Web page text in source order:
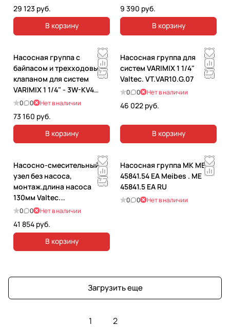
29 123 руб.
В корзину
9 390 руб.
В корзину
Насосная группа с
байпасом и трехходовым
клапаном для систем
VARIMIX 1 1/4" - 3W-KV4
Valtec. VT.VAR20.G.07
0 0 Нет в наличии
73 160 руб.
В корзину
Насосная группа для
систем VARIMIX 1 1/4"
Valtec. VT.VAR10.G.07
0 0 Нет в наличии
46 022 руб.
В корзину
Насосно-смесительный
узел без насоса,
монтаж.длина насоса
130мм Valtec.
VT.DUAL.0.130
0 0 Нет в наличии
41 854 руб.
В корзину
Насосная группа MK ME
45841.54 EA Meibes . ME
45841.5 EA RU
0 0 Нет в наличии
Загрузить еще
1 2